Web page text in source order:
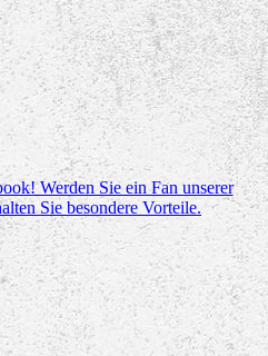
Werden Sie ein Fan unserer
Sie besondere Vorteile.